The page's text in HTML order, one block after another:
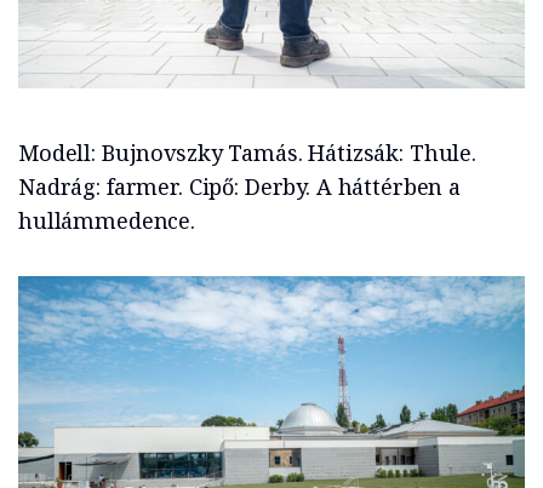
Modell: Bujnovszky Tamás. Hátizsák: Thule.
Nadrág: farmer. Cipő: Derby. A háttérben a
hullámmedence.